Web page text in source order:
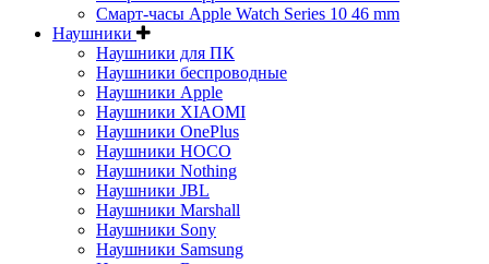
Смарт-часы Apple Watch Series 10 46 mm
Наушники
Наушники для ПК
Наушники беспроводные
Наушники Apple
Наушники XIAOMI
Наушники OnePlus
Наушники HOCO
Наушники Nothing
Наушники JBL
Наушники Marshall
Наушники Sony
Наушники Samsung